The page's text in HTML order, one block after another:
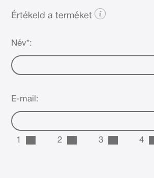
Értékeld a terméket
Név*:
E-mail:
1 2 3 4